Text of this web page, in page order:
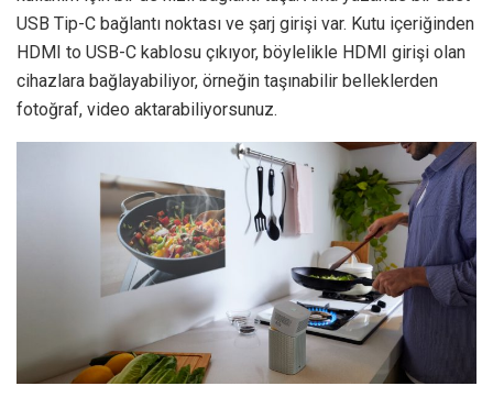
USB Tip-C bağlantı noktası ve şarj girişi var. Kutu içeriğinden
HDMI to USB-C kablosu çıkıyor, böylelikle HDMI girişi olan
cihazlara bağlayabiliyor, örneğin taşınabilir belleklerden
fotoğraf, video aktarabiliyorsunuz.